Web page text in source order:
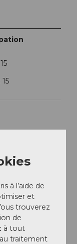
à l’aide de
et
trouverez
de
à tout
traitement